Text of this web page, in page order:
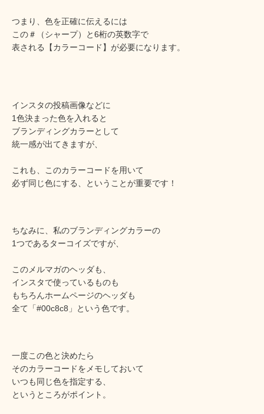
つまり、色を正確に伝えるには
この＃（シャープ）と6桁の英数字で
表される【カラーコード】が必要になります。
インスタの投稿画像などに
1色決まった色を入れると
ブランディングカラーとして
統一感が出てきますが、
これも、このカラーコードを用いて
必ず同じ色にする、ということが重要です！
ちなみに、私のブランディングカラーの
1つであるターコイズですが、
このメルマガのヘッダも、
インスタで使っているものも
もちろんホームページのヘッダも
全て「#00c8c8」という色です。
一度この色と決めたら
そのカラーコードをメモしておいて
いつも同じ色を指定する、
というところがポイント。